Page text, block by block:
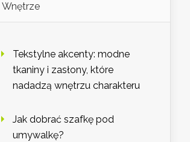
Wnętrze
Tekstylne akcenty: modne
tkaniny i zasłony, które
nadadzą wnętrzu charakteru
Jak dobrać szafkę pod
umywalkę?